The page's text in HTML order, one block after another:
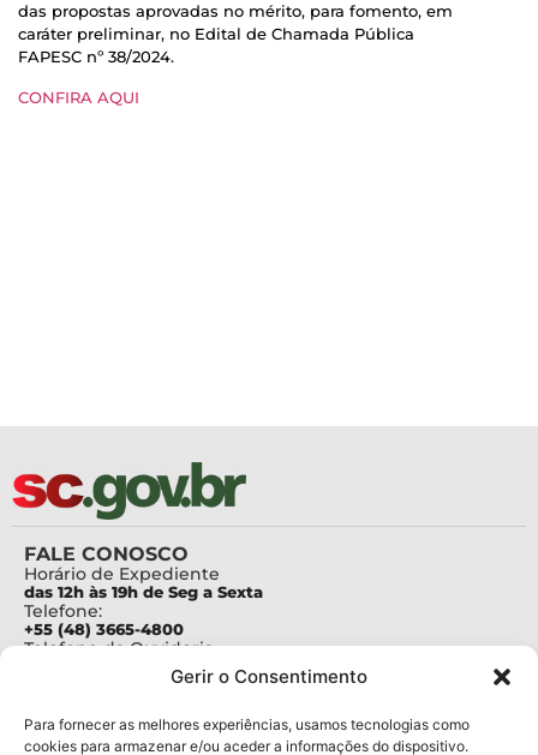
Gerir o Consentimento
Para fornecer as melhores experiências, usamos tecnologias como
cookies para armazenar e/ou aceder a informações do dispositivo.
das propostas aprovadas no mérito, para fomento, em
caráter preliminar, no Edital de Chamada Pública
FAPESC nº 38/2024.
CONFIRA AQUI
FALE CONOSCO
Horário de Expediente
das 12h às 19h de Seg a Sexta
Telefone:
+55 (48) 3665-4800
Telefone da Ouvidoria
Para assuntos relacionados à Pesquisa
pesquisa@fapesc.sc.gov.br